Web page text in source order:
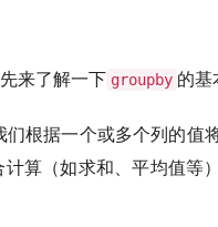
来了解一下 groupby 的基
根据一个或多个列的值
算（如求和、平均值等